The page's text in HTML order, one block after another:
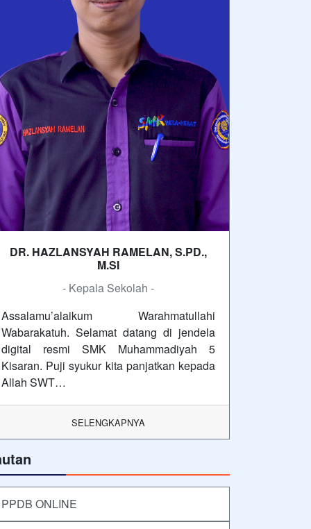
DR. HAZLANSYAH RAMELAN, S.PD.,
M.SI
- Kepala Sekolah -
Assalamu’alaikum Warahmatullahi
Wabarakatuh. Selamat datang di jendela
digital resmi SMK Muhammadiyah 5
Kisaran. Puji syukur kita panjatkan kepada
Allah SWT…
SELENGKAPNYA
PPDB ONLINE